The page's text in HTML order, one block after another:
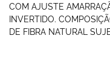
COM AJUSTE
INVERTIDO.
DE FIBRA NATURAL